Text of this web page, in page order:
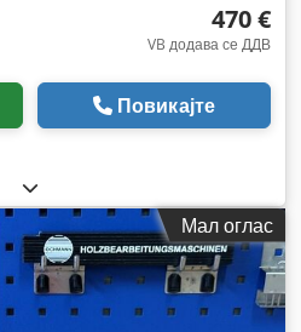
470 €
VB додава се ДДВ
Повикајте
Мал оглас